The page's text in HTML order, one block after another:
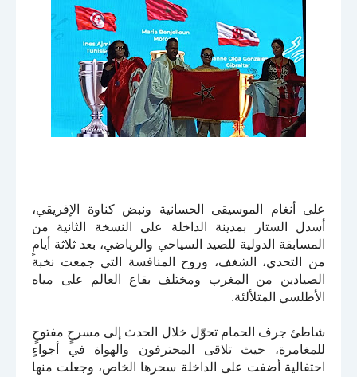
على أنغام الموسيقى الحسانية ونبض كناوة الإفريقي،
أسدل الستار بمدينة الداخلة على النسخة الثانية من
المسابقة الدولية للصيد السياحي والرياضي، بعد ثلاثة أيامٍ
من التحدي، الشغف، وروح المنافسة التي جمعت نخبة
الصيادين من المغرب ومختلف بقاع العالم على مياه
الأطلسي المتلألئة.
شاطئ جرف الحمام تحوّل خلال الحدث إلى مسرحٍ مفتوحٍ
للمغامرة، حيث تلاقى المحترفون والهواة في أجواءٍ
احتفالية أضفت على الداخلة سحرها الخاص، وجعلت منها